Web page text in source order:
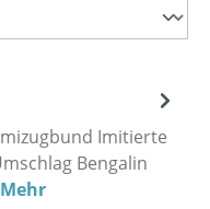
Imitierte
Bengalin
Mehr